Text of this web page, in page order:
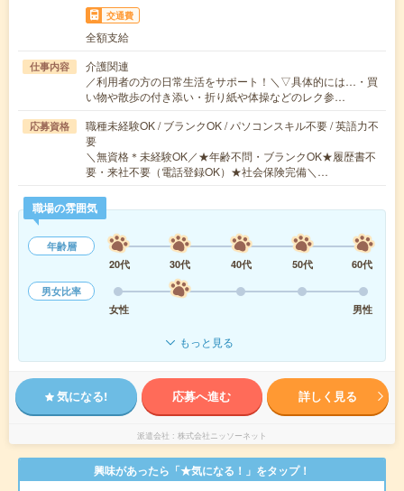
交通費
全額支給
仕事内容
介護関連
／利用者の方の日常生活をサポート！＼▽具体的には…・買
い物や散歩の付き添い・折り紙や体操などのレク参…
応募資格
職種未経験OK / ブランクOK / パソコンスキル不要 / 英語力不
要
＼無資格＊未経験OK／★年齢不問・ブランクOK★履歴書不
要・来社不要（電話登録OK）★社会保険完備＼…
職場の雰囲気
年齢層
20代
30代 40代 50代
60代
男女比率
女性
男性
もっと見る
気になる! 応募へ進む 詳しく見る
派遣会社 株式会社ニッソーネット
興味があったら「★気になる！」をタップ！